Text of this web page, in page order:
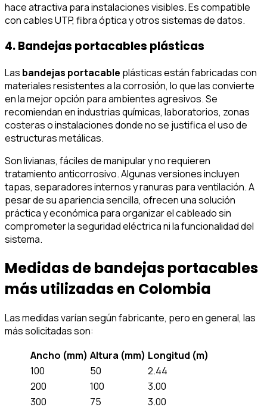
hace atractiva para instalaciones visibles. Es compatible
con cables UTP, fibra óptica y otros sistemas de datos.
4. Bandejas portacables plásticas
Las bandejas portacable plásticas están fabricadas con
materiales resistentes a la corrosión, lo que las convierte
en la mejor opción para ambientes agresivos. Se
recomiendan en industrias químicas, laboratorios, zonas
costeras o instalaciones donde no se justifica el uso de
estructuras metálicas.
Son livianas, fáciles de manipular y no requieren
tratamiento anticorrosivo. Algunas versiones incluyen
tapas, separadores internos y ranuras para ventilación. A
pesar de su apariencia sencilla, ofrecen una solución
práctica y económica para organizar el cableado sin
comprometer la seguridad eléctrica ni la funcionalidad del
sistema.
Medidas de bandejas portacables
más utilizadas en Colombia
Las medidas varían según fabricante, pero en general, las
más solicitadas son:
Ancho (mm) Altura (mm) Longitud (m)
100
50
2.44
200
100
3.00
300
75
3.00